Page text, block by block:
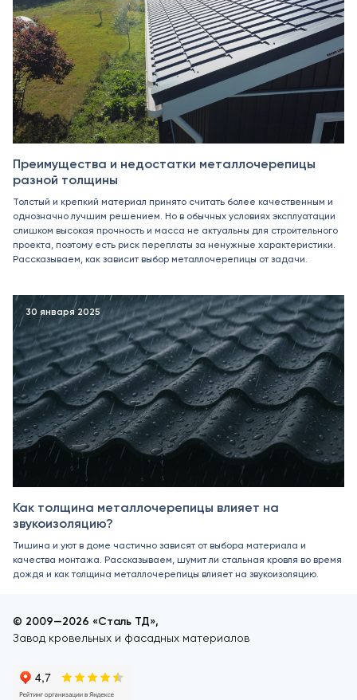
Преимущества и недостатки металлочерепицы
разной толщины
Толстый и крепкий материал принято считать более качественным и
однозначно лучшим решением. Но в обычных условиях эксплуатации
слишком высокая прочность и масса не актуальны для строительного
проекта, поэтому есть риск переплаты за ненужные характеристики.
Рассказываем, как зависит выбор металлочерепицы от задачи.
30 января 2025
Как толщина металлочерепицы влияет на
звукоизоляцию?
Тишина и уют в доме частично зависят от выбора материала и
качества монтажа. Рассказываем, шумит ли стальная кровля во время
дождя и как толщина металлочерепицы влияет на звукоизоляцию.
© 2009—2026 «Сталь ТД»,
Завод кровельных и фасадных материалов